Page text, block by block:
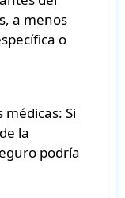
a menos
o
médicas: Si
la
podría